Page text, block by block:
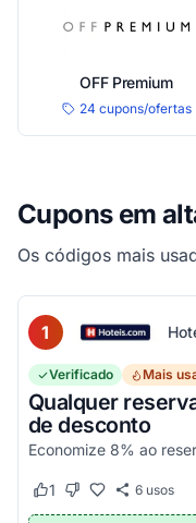
OFF Premium
24 cupons/ofertas
Cupons em
Os códigos mais
1
Verificado Mais
Qualquer
de desconto
Este cupom funcionou
1 Este cupom não
6usos